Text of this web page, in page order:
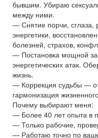
бывшим. Убираю
между ними.
— Снятие порчи, сглаза,
энергетики,
болезней, страхов,
— Постановка мощной
энергетических атак.
жизнь.
— Коррекция судьбы —
гармонизация
Почему выбирают меня:
— Более 40 лет опыта в
— Только рабочие,
— Работаю точно по